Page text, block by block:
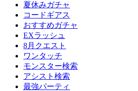
夏休みガチャ
コードギアス
おすすめガチャ
EXラッシュ
8月クエスト
ワンタッチ
モンスター検索
アシスト検索
最強パーティ